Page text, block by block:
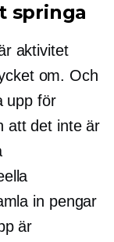
springa
aktivitet
om. Och
upp för
att det inte är
in pengar
är